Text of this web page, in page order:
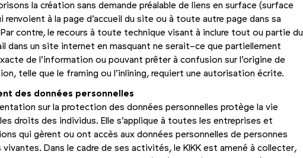
la création sans demande préalable de liens en surface (sur­face
renvoient à la page d’accueil du site ou à toute autre page dans sa
contre, le recours à toute technique visant à inclure tout ou partie du
dans un site internet en masquant ne serait-ce que partiellement
de l’information ou pouvant prêter à confusion sur l’origine de
telle que le framing ou l’inlining, requiert une autorisation écrite.
des données personnelles
sur la protection des données personnelles protège la vie
droits des individus. Elle s’applique à toutes les entreprises et
qui gèrent ou ont accès aux données personnelles de personnes
vivantes. Dans le cadre de ses activités, le KIKK est amené à collecter,